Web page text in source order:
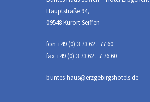
Hauptstraße 94,
09548 Kurort Seiffen
fon +49 (0) 3 73 62 . 77 60
fax +49 (0) 3 73 62 . 7 76 60
buntes-haus@erzgebirgshotels.de